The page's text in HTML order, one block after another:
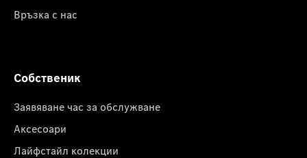
Връзка с нас
Собственик
Заявяване час за обслужване
Аксесоари
Лайфстайл колекции